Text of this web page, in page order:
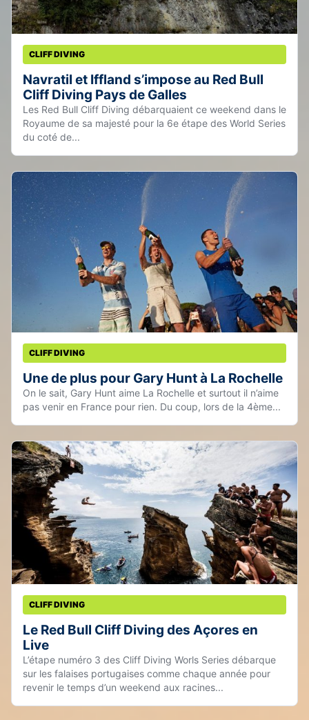
CLIFF DIVING
Navratil et Iffland s’impose au Red Bull
Cliff Diving Pays de Galles
Les Red Bull Cliff Diving débarquaient ce weekend dans le
Royaume de sa majesté pour la 6e étape des World Series
du coté de...
CLIFF DIVING
Une de plus pour Gary Hunt à La Rochelle
On le sait, Gary Hunt aime La Rochelle et surtout il n’aime
pas venir en France pour rien. Du coup, lors de la 4ème...
CLIFF DIVING
Le Red Bull Cliff Diving des Açores en
Live
L’étape numéro 3 des Cliff Diving Worls Series débarque
sur les falaises portugaises comme chaque année pour
revenir le temps d’un weekend aux racines...